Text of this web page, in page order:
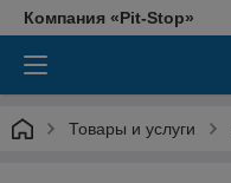
Компания «Pit-Stop»
Товары и услуги